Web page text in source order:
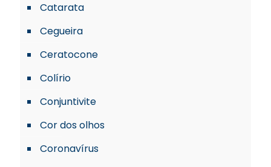
Catarata
Cegueira
Ceratocone
Colírio
Conjuntivite
Cor dos olhos
Coronavírus